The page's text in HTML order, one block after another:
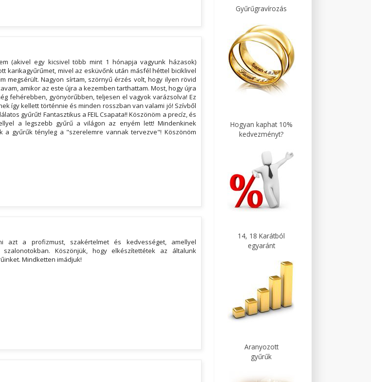
(akivel egy kicsivel több mint 1 hónapja vagyunk házasok)
karikagyűrűmet, mivel az esküvőnk után másfél héttel biciklivel
megsérült. Nagyon sírtam, szörnyű érzés volt, hogy ilyen rövid
amikor az este újra a kezemben tarthattam. Most, hogy újra
fehérebben, gyönyörűbben, teljesen el vagyok varázsolva! Ez
így kellett történnie és minden rosszban van valami jó! Szívből
gyűrűt! Fantasztikus a FEIL Csapata!! Köszönöm a precíz, és
a legszebb gyűrű a világon az enyém lett! Mindenkinek
a gyűrűk tényleg a "szerelemre vannak tervezve"! Köszönöm
azt a profizmust, szakértelmet és kedvességet, amellyel
Köszönjük, hogy elkészítettétek az általunk
Mindketten imádjuk!
Gyűrűgravírozás
Hogyan kaphat 10%
kedvezményt?
14, 18 Karátból
egyaránt
Aranyozott
gyűrűk